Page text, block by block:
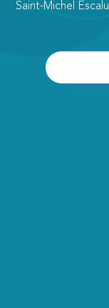
Saint-Michel